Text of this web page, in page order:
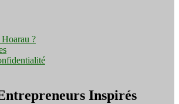
?
Inspirés